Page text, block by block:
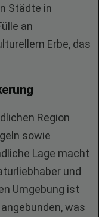
Städte in
an
Erbe, das
Region
sowie
Lage macht
und
Umgebung ist
was